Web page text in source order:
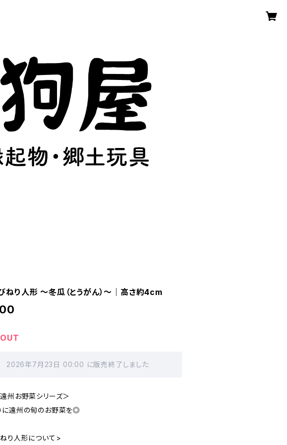
ねり人形 〜冬瓜（とうがん）〜｜高さ約4cm
2026年7月23日 00:00 に販売終了しました
州お野菜シリーズ＞
に遠州の旬のお野菜を◎
り人形について>